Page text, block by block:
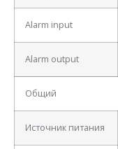
Alarm input
Alarm output
Общий
Источник питания